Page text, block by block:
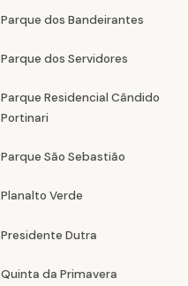
Parque dos Bandeirantes
Parque dos Servidores
Parque Residencial Cândido
Portinari
Parque São Sebastião
Planalto Verde
Presidente Dutra
Quinta da Primavera